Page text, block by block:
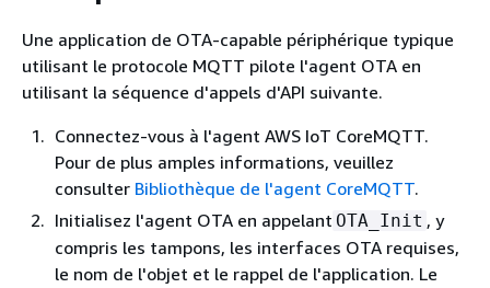
Une application de OTA-capable périphérique typique
utilisant le protocole MQTT pilote l'agent OTA en
utilisant la séquence d'appels d'API suivante.
Connectez-vous à l'agent AWS IoT CoreMQTT.
Pour de plus amples informations, veuillez
consulter Bibliothèque de l'agent CoreMQTT.
Initialisez l'agent OTA en appelant OTA_Init , y
compris les tampons, les interfaces OTA requises,
le nom de l'objet et le rappel de l'application. Le